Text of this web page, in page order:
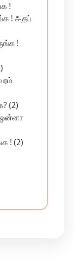
!
! அதப்
!
(2)
ஒன்னா
! (2)